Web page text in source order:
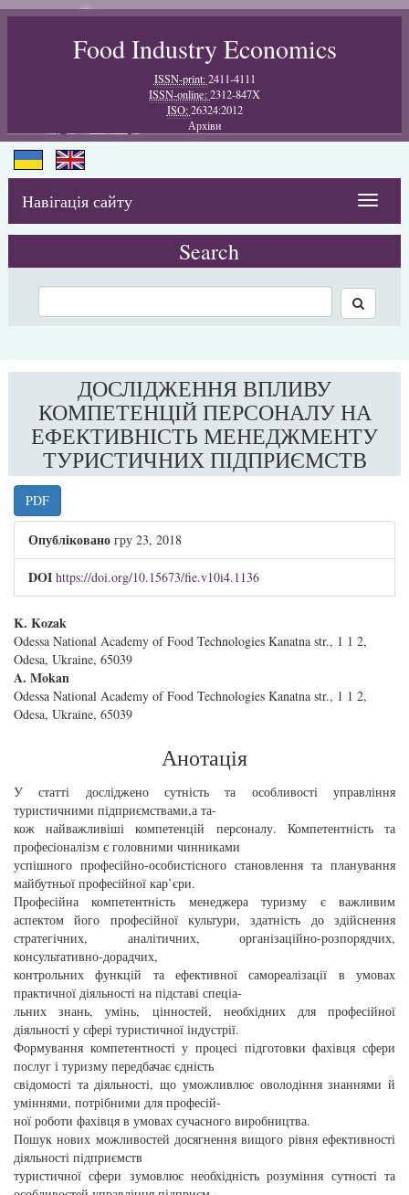
Food Industry Economics
ISSN-print:2411-4111
ISSN-online:2312-847X
ISO:26324:2012
Архiви
Toggle
Навігація сайту
Search
ДОСЛІДЖЕННЯ ВПЛИВУ
КОМПЕТЕНЦІЙ ПЕРСОНАЛУ НА
ЕФЕКТИВНІСТЬ МЕНЕДЖМЕНТУ
ТУРИСТИЧНИХ ПІДПРИЄМСТВ
PDF
Опубліковано гру 23, 2018
DOI https://doi.org/10.15673/fie.v10i4.1136
##plugins.themes.bootstrap3.article.main##
K. Kozak
Odessa National Academy of Food Technologies Kanatna str., 1 1 2,
Odesa, Ukraine, 65039
A. Mokan
Odessa National Academy of Food Technologies Kanatna str., 1 1 2,
Odesa, Ukraine, 65039
Анотація
У статті досліджено сутність та особливості управління
туристичними підприємствами,а та-
кож найважливіші компетенцій персоналу. Компетентність та
професіоналізм є головними чинниками
успішного професійно-особистісного становлення та планування
майбутньої професійної кар’єри.
Професійна компетентність менеджера туризму є важливим
аспектом його професійної культури, здатність до здійснення
стратегічних, аналітичних, організаційно-розпорядчих,
консультативно-дорадчих,
контрольних функцій та ефективної самореалізації в умовах
практичної діяльності на підставі спеціа-
льних знань, умінь, цінностей, необхідних для професійної
діяльності у сфері туристичної індустрії.
Формування компетентності у процесі підготовки фахівця сфери
послуг і туризму передбачає єдність
свідомості та діяльності, що уможливлює оволодіння знаннями й
уміннями, потрібними для професій-
ної роботи фахівця в умовах сучасного виробництва.
Пошук нових можливостей досягнення вищого рівня ефективності
діяльності підприємств
туристичної сфери зумовлює необхідність розуміння сутності та